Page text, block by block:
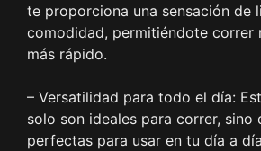
te proporciona una sensación de
comodidad, permitiéndote correr
más rápido.
– Versatilidad para todo el día:
solo son ideales para correr, sino
perfectas para usar en tu día a